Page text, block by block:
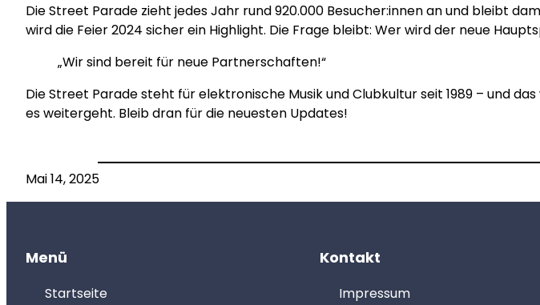
Die Street Parade zieht jedes Jahr rund 920.000 Besucher:innen an und bleibt
wird die Feier 2024 sicher ein Highlight. Die Frage bleibt: Wer wird der neue
„Wir sind bereit für neue Partnerschaften!“
Die Street Parade steht für elektronische Musik und Clubkultur seit 1989 – und
es weitergeht. Bleib dran für die neuesten Updates!
Mai 14, 2025
Menü
Startseite
Kontakt
Impressum